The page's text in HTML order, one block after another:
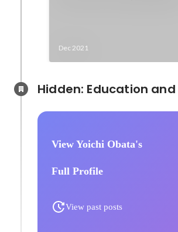
Dec 2021
View Yoichi Obata's
Full Profile
View past posts